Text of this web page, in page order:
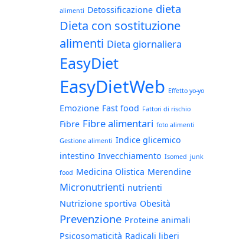
alimenti Detossificazione dieta
Dieta con sostituzione
alimenti Dieta giornaliera
EasyDiet
EasyDietWeb Effetto yo-yo
Emozione Fast food Fattori di rischio
Fibre Fibre alimentari foto alimenti
Gestione alimenti Indice glicemico
intestino Invecchiamento Isomed junk
food Medicina Olistica Merendine
Micronutrienti nutrienti
Nutrizione sportiva Obesità
Prevenzione Proteine animali
Psicosomaticità Radicali liberi